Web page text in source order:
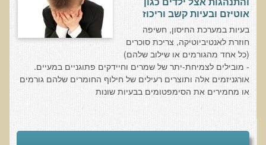
בדיקת צואה לאיתור מתכות כבדות
בדיקה מקיפה לתפקוד מערכת העיכול
בדיקות לרגישויות לחלבונים
AMAS - בדיקת דם לאיתור מוקדם של סרטן
מידע מקצועי לרופאים ומטפלים על בדיקת ה-AMAS
והתנהגות אצל ילדים כגון
אוטיזם ובעיות קשב וריכוז
בעיות במערכת החיסון, חשיפה
חוזרת לאנטיביוטיקה, צריכת סוכרים
(כל אחד מהגורמים או שילוב שלהם)
- מובילים לצמיחת-יתר של שמרים וחיידקים פתוגניים במעיים.
אורגניזמים אלה ותוצרים רעילים של חילוף החומרים שלהם גורמים
או מחמירים את הסימפטומים בבעיות שונות